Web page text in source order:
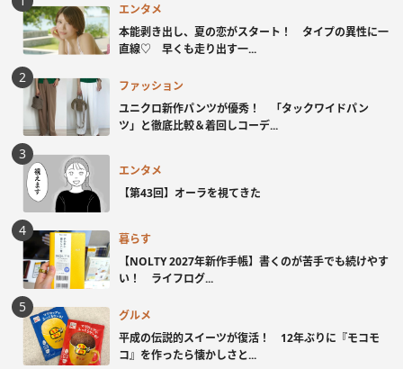
エンタメ
本能剥き出し、夏の恋がスタート！ タイプの異性に一
直線♡ 早くも走り出す一...
ファッション
ユニクロ新作パンツが優秀！ 「タックワイドパン
ツ」と徹底比較＆着回しコーデ...
エンタメ
【第43回】オーラを視てきた
暮らす
【NOLTY 2027年新作手帳】書くのが苦手でも続けやす
い！ ライフログ...
グルメ
平成の伝説的スイーツが復活！ 12年ぶりに『モコモ
コ』を作ったら懐かしさと...